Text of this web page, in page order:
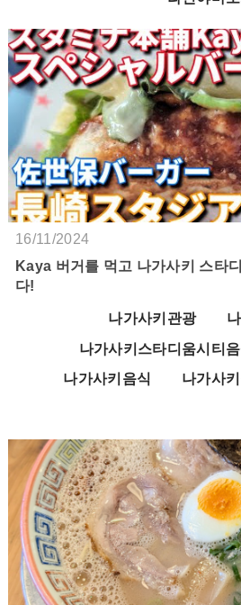
16/11/2024
Kaya 버거를 먹고 나가사키 스타
다!
나가사키관광
나가사키스타디움시티음
나가사키음식
나가사